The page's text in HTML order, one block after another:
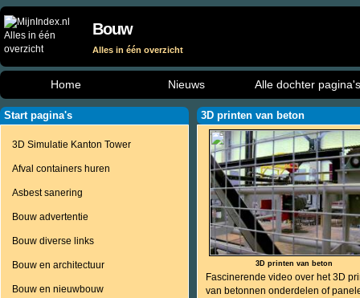
Bouw
Alles in één overzicht
Home Nieuws Alle dochter pagina's
Start pagina's
3D Simulatie Kanton Tower
Afval containers huren
Asbest sanering
Bouw advertentie
Bouw diverse links
Bouw en architectuur
Bouw en nieuwbouw
3D printen van beton
3D printen van beton
Fascinerende video over het 3D
van betonnen onderdelen of